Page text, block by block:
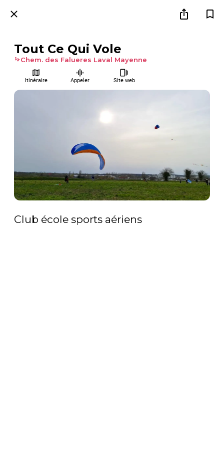
Tout Ce Qui Vole
Chem. des Falueres Laval Mayenne
Itinéraire Appeler Site web
Club école sports aériens